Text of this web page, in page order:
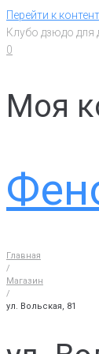
Перейти к
Клубо дзюдо для
0
Моя
Главная
/
Магазин
/
ул. Вольская, 81